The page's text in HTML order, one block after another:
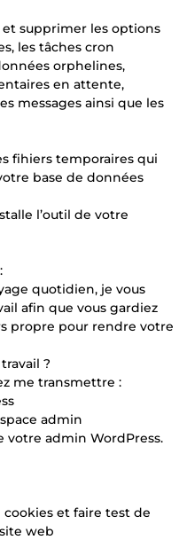
et supprimer les options
les tâches cron
orphelines,
en attente,
messages ainsi que les
fihiers temporaires qui
base de données
l’outil de votre
quotidien, je vous
afin que vous gardiez
propre pour rendre votre
?
me transmettre :
admin
votre admin WordPress.
et faire test de
web